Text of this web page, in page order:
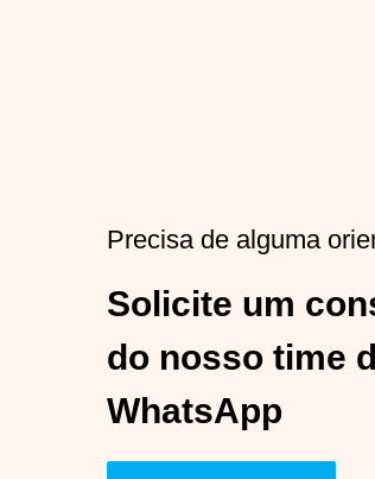
Precisa de alguma
Solicite um
do nosso time
WhatsApp